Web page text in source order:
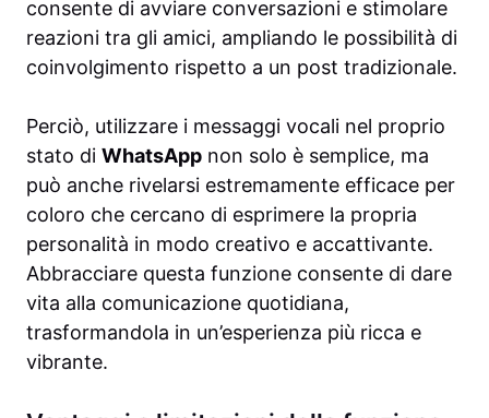
consente di avviare conversazioni e stimolare
reazioni tra gli amici, ampliando le possibilità di
coinvolgimento rispetto a un post tradizionale.
Perciò, utilizzare i messaggi vocali nel proprio
stato di WhatsApp non solo è semplice, ma
può anche rivelarsi estremamente efficace per
coloro che cercano di esprimere la propria
personalità in modo creativo e accattivante.
Abbracciare questa funzione consente di dare
vita alla comunicazione quotidiana,
trasformandola in un’esperienza più ricca e
vibrante.